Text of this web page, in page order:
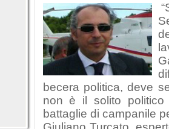
becera politica, deve
non è il solito
battaglie di campanile